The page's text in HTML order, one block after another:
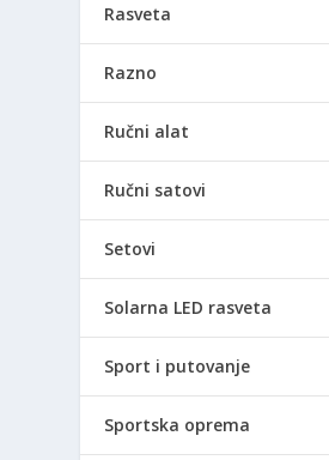
Rasveta
Razno
Ručni alat
Ručni satovi
Setovi
Solarna LED rasveta
Sport i putovanje
Sportska oprema